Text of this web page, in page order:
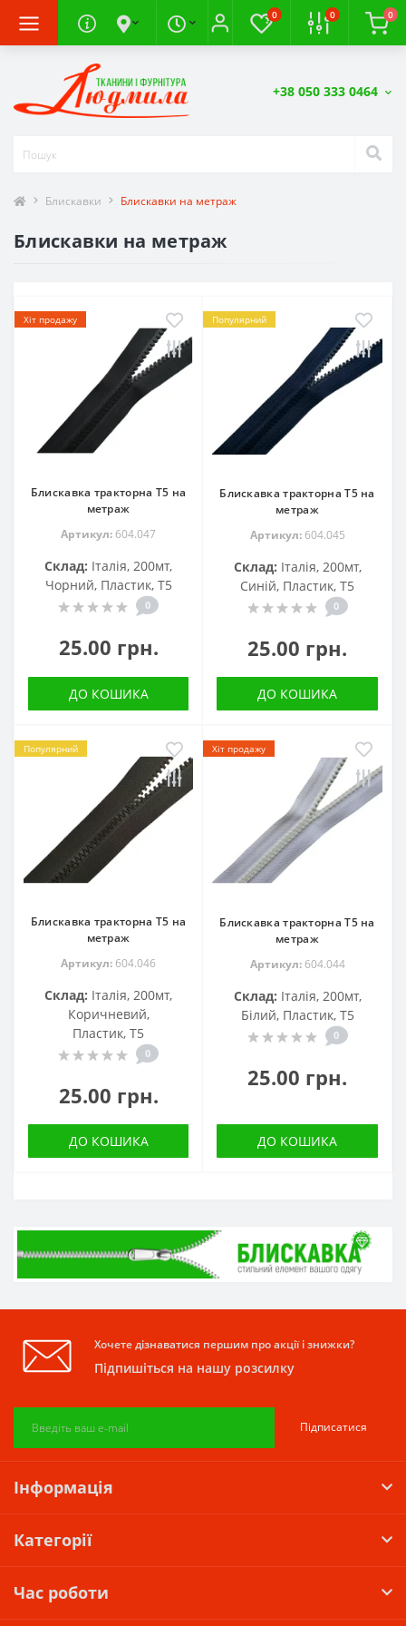
0 0 0
+38 050 333 0464
Блискавки Блискавки на метраж
Блискавки на метраж
Хіт продажу
Блискавка тракторна Т5 на
метраж
Артикул: 604.047
Склад: Італія, 200мт,
Чорний, Пластик, Т5
0
25.00 грн.
ДО КОШИКА
Популярний
Блискавка тракторна Т5 на
метраж
Артикул:604.045
Склад: Італія, 200мт,
Синій, Пластик, Т5
0
25.00 грн.
ДО КОШИКА
Популярний
Блискавка тракторна Т5 на
метраж
Артикул: 604.046
Склад: Італія, 200мт,
Коричневий,
Пластик, Т5
0
25.00 грн.
ДО КОШИКА
Хіт продажу
Блискавка тракторна Т5 на
метраж
Артикул:604.044
Склад: Італія, 200мт,
Білий, Пластик, Т5
0
25.00 грн.
ДО КОШИКА
Хочете дізнаватися першим про акції і знижки?
Підпишіться на нашу розсилку
Підписатися
Інформація
Категорії
Час роботи